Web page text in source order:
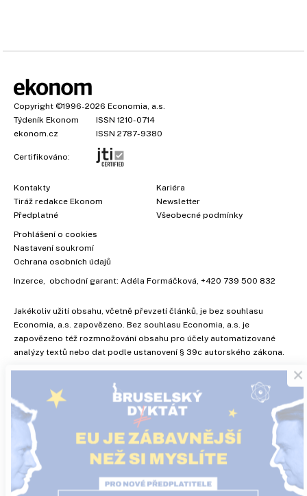
Copyright ©1996-2026 Economia, a.s.
Týdeník Ekonom
ISSN 1210-0714
ekonom.cz
ISSN 2787-9380
Certifikováno:
Kontakty
Tiráž redakce Ekonom
Předplatné
Kariéra
Newsletter
Všeobecné podmínky
Prohlášení o cookies
Nastavení soukromí
Ochrana osobních údajů
Inzerce, obchodní garant: Adéla Formáčková, +420 739 500 832
Jakékoliv užití obsahu, včetně převzetí článků, je bez souhlasu
Economia, a.s. zapovězeno. Bez souhlasu Economia, a.s. je
zapovězeno též rozmnožování obsahu pro účely automatizované
analýzy textů nebo dat podle ustanovení § 39c autorského zákona.